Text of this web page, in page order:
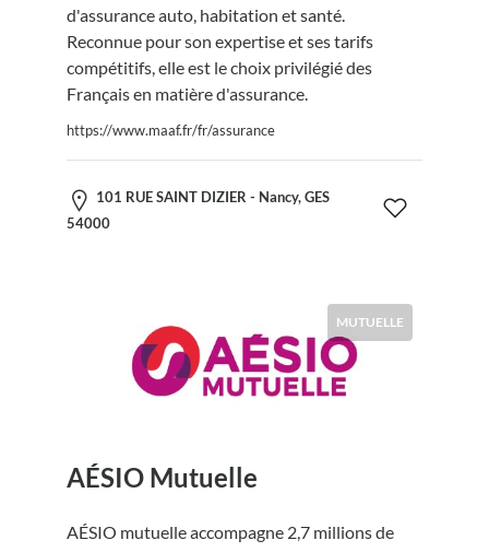
d'assurance auto, habitation et santé.
Reconnue pour son expertise et ses tarifs
compétitifs, elle est le choix privilégié des
Français en matière d'assurance.
https://www.maaf.fr/fr/assurance
101 RUE SAINT DIZIER - Nancy, GES
54000
MUTUELLE
AÉSIO Mutuelle
AÉSIO mutuelle accompagne 2,7 millions de